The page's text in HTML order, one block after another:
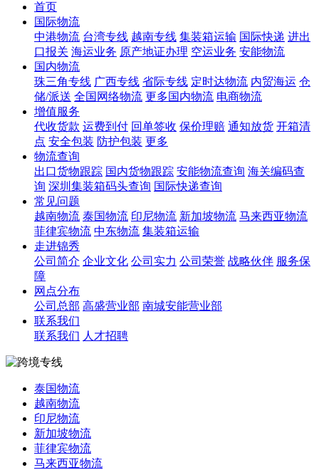
首页
国际物流
中港物流 台湾专线 越南专线 集装箱运输 国际快递 进出
口报关 海运业务 原产地证办理 空运业务 安能物流
国内物流
珠三角专线 广西专线 省际专线 定时达物流 内贸海运 仓
储/派送 全国网络物流 更多国内物流 电商物流
增值服务
代收货款 运费到付 回单签收 保价理赔 通知放货 开箱清
点 安全包装 防护包装 更多
物流查询
出口货物跟踪 国内货物跟踪 安能物流查询 海关编码查
询 深圳集装箱码头查询 国际快递查询
常见问题
越南物流 泰国物流 印尼物流 新加坡物流 马来西亚物流
菲律宾物流 中东物流 集装箱运输
走进锦秀
公司简介 企业文化 公司实力 公司荣誉 战略伙伴 服务保
障
网点分布
公司总部 高盛营业部 南城安能营业部
联系我们
联系我们 人才招聘
泰国物流
越南物流
印尼物流
新加坡物流
菲律宾物流
马来西亚物流